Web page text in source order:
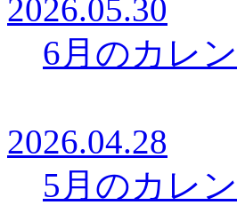
2026.05.30
6月のカレ
2026.04.28
5月のカレ